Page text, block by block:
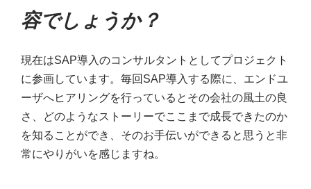
容でしょうか？
現在はSAP導入のコンサルタントとしてプロジェクト
に参画しています。毎回SAP導入する際に、エンドユ
ーザへヒアリングを行っているとその会社の風土の良
さ、どのようなストーリーでここまで成長できたのか
を知ることができ、そのお手伝いができると思うと非
常にやりがいを感じますね。